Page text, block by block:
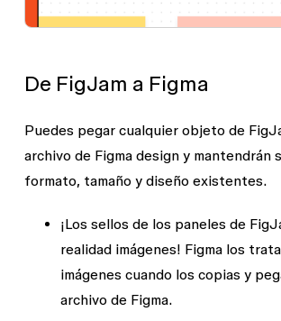
De FigJam a Figma
Puedes pegar cualquier objeto de
archivo de Figma design y mantendrán
formato, tamaño y diseño existentes.
¡Los sellos de los paneles de
realidad imágenes! Figma los
imágenes cuando los copias y
archivo de Figma.